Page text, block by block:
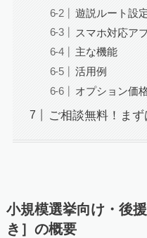
遊説ルート設
スマホ対応ア
主な機能
活用例
オプション価
ご相談無料！ま
小規模選挙向け・後
き］ の概要